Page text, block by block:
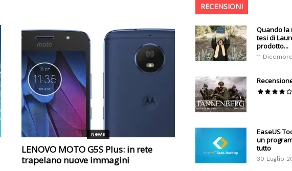
News
LENOVO MOTO G5S Plus: in rete
trapelano nuove immagini
RECENSIONI
Quando la
tesi di
prodotto...
11
EaseUS
un
tutto
30 Luglio